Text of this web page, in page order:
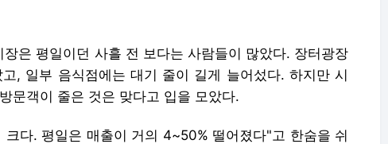
은 평일이던 사흘 전 보다는 사람들이 많았다. 장터광장
, 일부 음식점에는 대기 줄이 길게 늘어섰다. 하지만 시
문객이 줄은 것은 맞다고 입을 모았다.
다. 평일은 매출이 거의 4~50% 떨어졌다"고 한숨을 쉬